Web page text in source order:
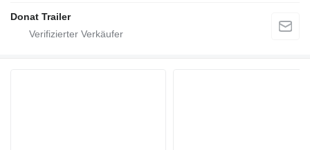
Donat Trailer